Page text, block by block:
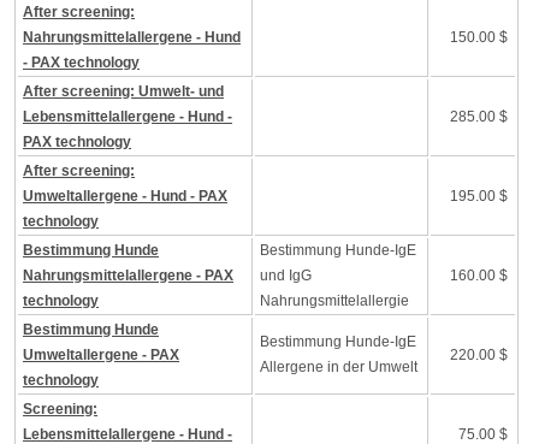
After screening:
Nahrungsmittelallergene - Hund
- PAX technology
150.00 $
After screening: Umwelt- und
Lebensmittelallergene - Hund -
PAX technology
285.00 $
After screening:
Umweltallergene - Hund - PAX
technology
195.00 $
Bestimmung Hunde
Nahrungsmittelallergene - PAX
technology
Bestimmung Hunde-IgE
und IgG
Nahrungsmittelallergie
160.00 $
Bestimmung Hunde
Umweltallergene - PAX
technology
Bestimmung Hunde-IgE
Allergene in der Umwelt
220.00 $
Screening:
Lebensmittelallergene - Hund -
75.00 $